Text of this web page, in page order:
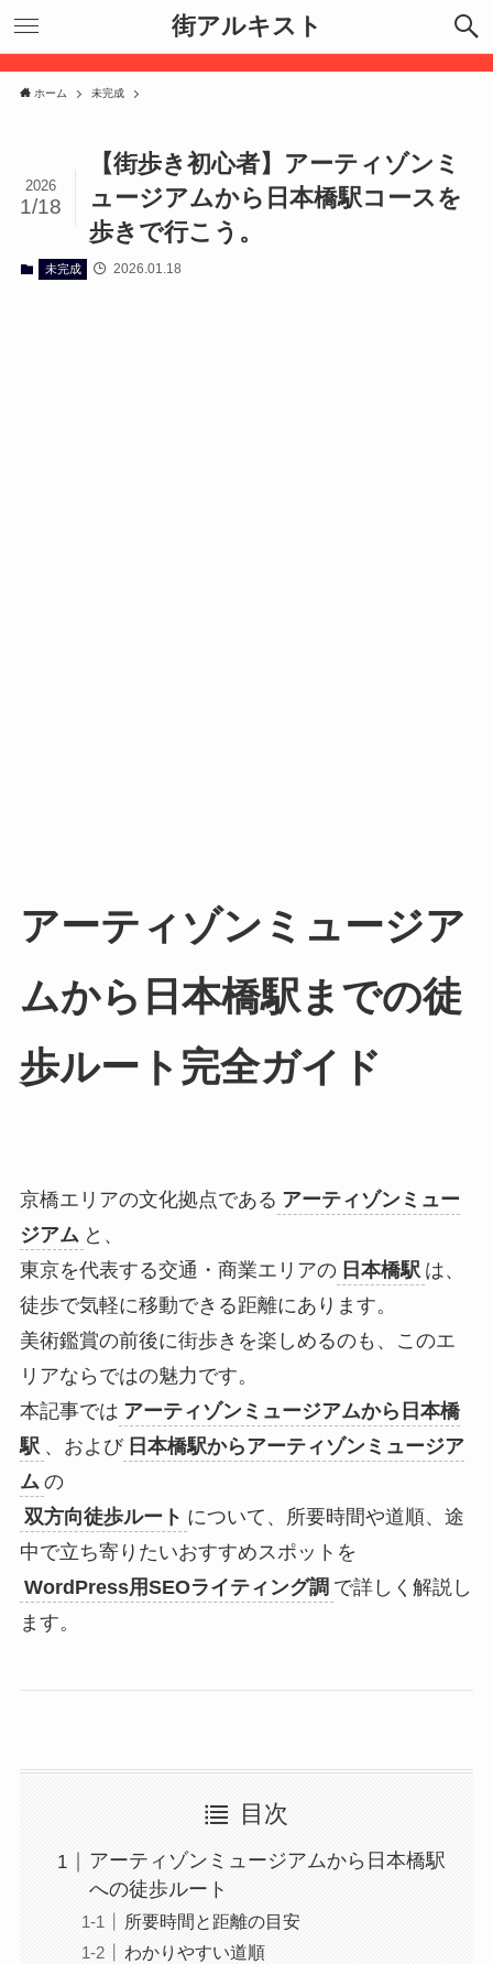
街アルキスト
ホーム 未完成
【街歩き初心者】アーティゾンミ
ュージアムから日本橋駅コースを
歩きで行こう。
2026
1/18
未完成 2026.01.18
アーティゾンミュージア
ムから日本橋駅までの徒
歩ルート完全ガイド
京橋エリアの文化拠点である アーティゾンミュー
ジアム と、
東京を代表する交通・商業エリアの 日本橋駅 は、
徒歩で気軽に移動できる距離にあります。
美術鑑賞の前後に街歩きを楽しめるのも、このエ
リアならではの魅力です。
本記事では アーティゾンミュージアムから日本橋
駅 、および 日本橋駅からアーティゾンミュージア
ム の
双方向徒歩ルート について、所要時間や道順、途
中で立ち寄りたいおすすめスポットを
WordPress用SEOライティング調 で詳しく解説し
ます。
目次
アーティゾンミュージアムから日本橋駅
への徒歩ルート
所要時間と距離の目安
わかりやすい道順